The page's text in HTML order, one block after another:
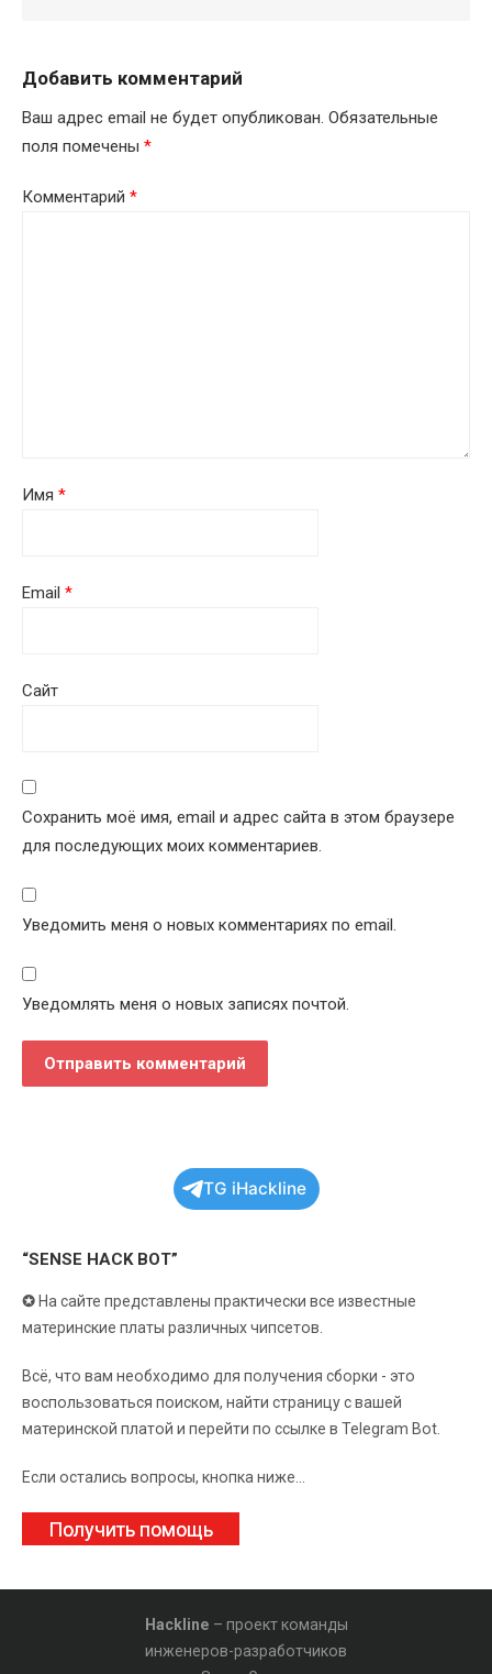
Добавить комментарий
Ваш адрес email не будет опубликован. Обязательные
поля помечены *
Комментарий *
Имя *
Email *
Сайт
Сохранить моё имя, email и адрес сайта в этом браузере
для последующих моих комментариев.
Уведомить меня о новых комментариях по email.
Уведомлять меня о новых записях почтой.
TG iHackline
“SENSE HACK BOT”
✪ На сайте представлены практически все известные
материнские платы различных чипсетов.
Всё, что вам необходимо для получения сборки - это
воспользоваться поиском, найти страницу с вашей
материнской платой и перейти по ссылке в Telegram Bot.
Если остались вопросы, кнопка ниже...
Получить помощь
Hackline – проект команды
инженеров-разработчиков